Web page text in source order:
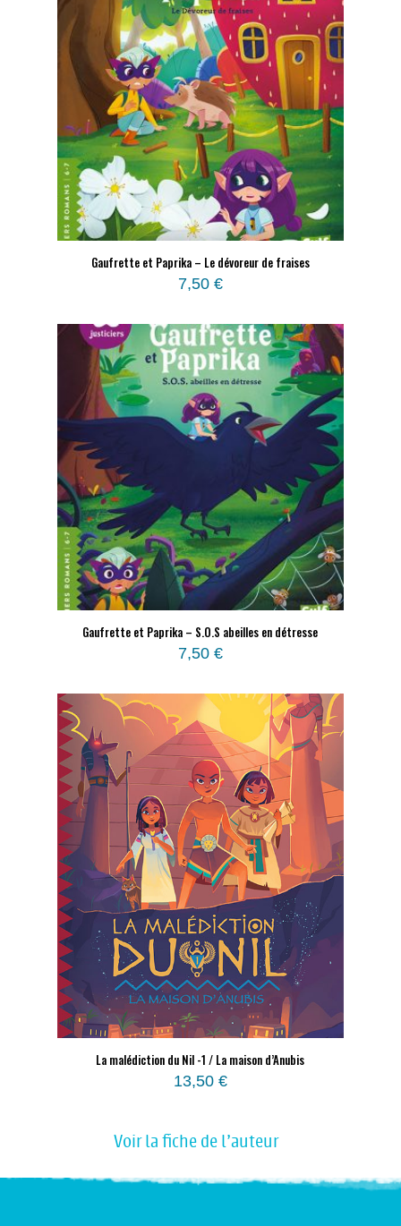
Gaufrette et Paprika – Le dévoreur de fraises
7,50 €
Gaufrette et Paprika – S.O.S abeilles en détresse
7,50 €
La malédiction du Nil -1 / La maison d’Anubis
13,50 €
Voir la fiche de l'auteur